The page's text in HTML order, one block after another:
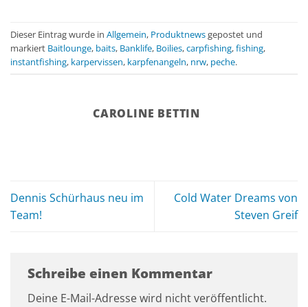
Dieser Eintrag wurde in Allgemein, Produktnewsgepostet und
markiert Baitlounge, baits, Banklife, Boilies,carpfishing,fishing,
instantfishing, karpervissen, karpfenangeln, nrw, peche.
CAROLINE BETTIN
Dennis Schürhaus neu im
Team!
Cold Water Dreams von
Steven Greif
Schreibe einen Kommentar
Deine E-Mail-Adresse wird nicht veröffentlicht.